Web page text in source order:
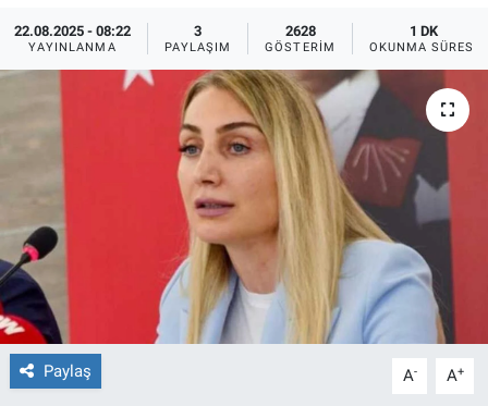
22.08.2025 - 08:22
YAYINLANMA
3
PAYLAŞIM
2628
GÖSTERIM
1 DK
OKUNMA SÜRESI
Paylaş A- A+
Eğitim
Gerçeğin İzinde
Gün Başlıyor
Gün Bitiyor